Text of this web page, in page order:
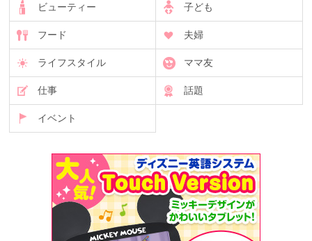
ビューティー 子ども
フード 夫婦
ライフスタイル ママ友
仕事 話題
イベント